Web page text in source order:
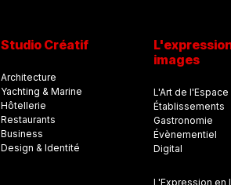
Studio Créatif
Architecture
Yachting & Marine
Hôtellerie
Restaurants
Business
Design & Identité
images
L'Art de l'Espace
Établissements
Gastronomie
Évènementiel
Digital
L'Expression en